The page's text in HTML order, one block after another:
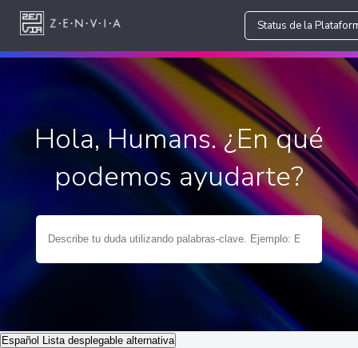
Status de la
Hola, Humans. ¿En qué
podemos ayudarte?
Español Lista desplegable alternativa